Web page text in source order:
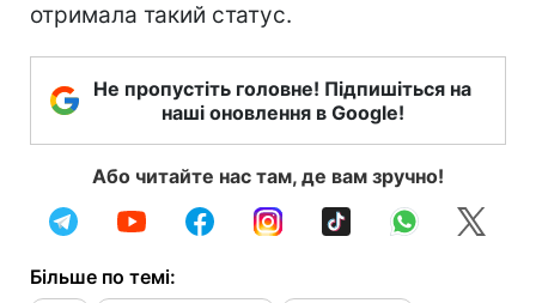
отримала такий статус.
Не пропустіть головне! Підпишіться на
наші оновлення в Google!
Або читайте нас там, де вам зручно!
Більше по темі: